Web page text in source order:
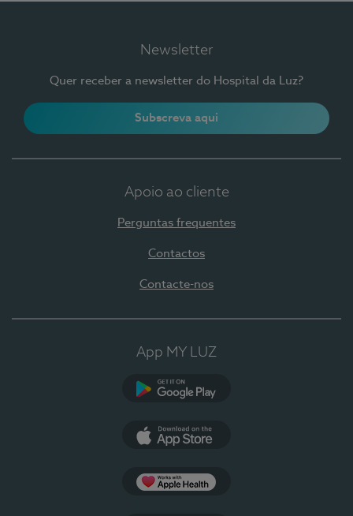
Newsletter
Quer receber a newsletter do Hospital da Luz?
Subscreva aqui
Apoio ao cliente
Perguntas frequentes
Contactos
Contacte-nos
App MY LUZ